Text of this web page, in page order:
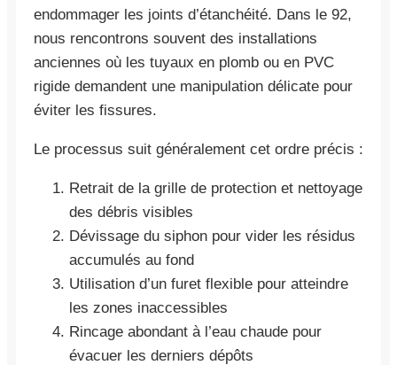
endommager les joints d’étanchéité. Dans le 92,
nous rencontrons souvent des installations
anciennes où les tuyaux en plomb ou en PVC
rigide demandent une manipulation délicate pour
éviter les fissures.
Le processus suit généralement cet ordre précis :
Retrait de la grille de protection et nettoyage
des débris visibles
Dévissage du siphon pour vider les résidus
accumulés au fond
Utilisation d’un furet flexible pour atteindre
les zones inaccessibles
Rincage abondant à l’eau chaude pour
évacuer les derniers dépôts